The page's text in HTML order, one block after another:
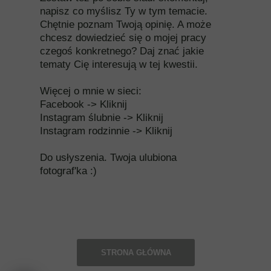
napisz co myślisz Ty w tym temacie.
Chętnie poznam Twoją opinię. A może
chcesz dowiedzieć się o mojej pracy
czegoś konkretnego? Daj znać jakie
tematy Cię interesują w tej kwestii.
Więcej o mnie w sieci:
Facebook -> Kliknij
Instagram ślubnie -> Kliknij
Instagram rodzinnie -> Kliknij
Do usłyszenia. Twoja ulubiona
fotograf'ka :)
STRONA GŁÓWNA